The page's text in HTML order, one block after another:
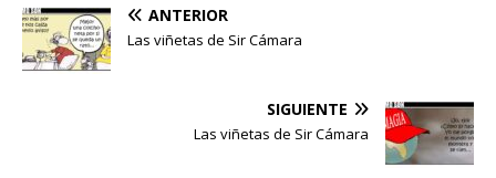
ANTERIOR
Las viñetas de Sir Cámara
SIGUIENTE
Las viñetas de Sir Cámara